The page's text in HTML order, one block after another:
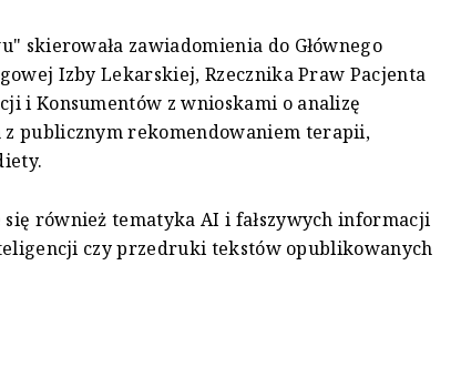
skierowała zawiadomienia do Głównego
Izby Lekarskiej, Rzecznika Praw Pacjenta
i Konsumentów z wnioskami o analizę
publicznym rekomendowaniem terapii,
również tematyka AI i fałszywych informacji
czy przedruki tekstów opublikowanych